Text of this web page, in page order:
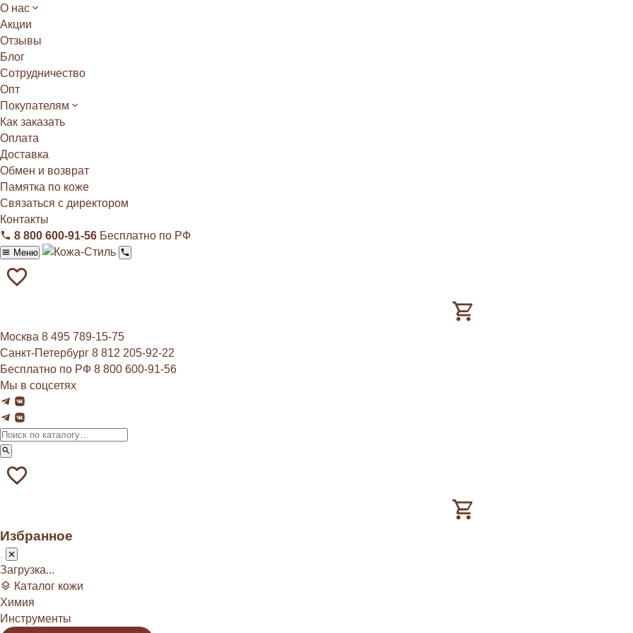
О нас
Акции
Отзывы
Блог
Сотрудничество
Опт
Покупателям
Как заказать
Оплата
Доставка
Обмен и возврат
Памятка по коже
Связаться с директором
Контакты
8 800 600‑91‑56 Бесплатно по РФ
Меню
Москва 8 495 789‑15‑75
Санкт-Петербург 8 812 205‑92‑22
Бесплатно по РФ 8 800 600‑91‑56
Мы в соцсетях
Избранное
Загрузка...
Каталог кожи
Химия
Инструменты